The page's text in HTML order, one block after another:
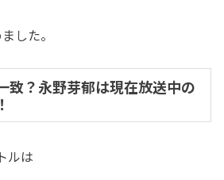
した。
致？永野芽郁は現在放送中の
ルは